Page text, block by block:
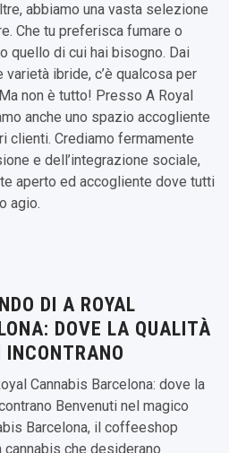
abbiamo una vasta selezione
Che tu preferisca fumare o
quello di cui hai bisogno. Dai
ibride, c’è qualcosa per
non è tutto! Presso A Royal
anche uno spazio accogliente
clienti. Crediamo fermamente
e dell’integrazione sociale,
aperto ed accogliente dove tutti
agio.
DI A ROYAL
DOVE LA QUALITÀ
Cannabis Barcelona: dove la
Benvenuti nel magico
Barcelona, il coffeeshop
che desiderano